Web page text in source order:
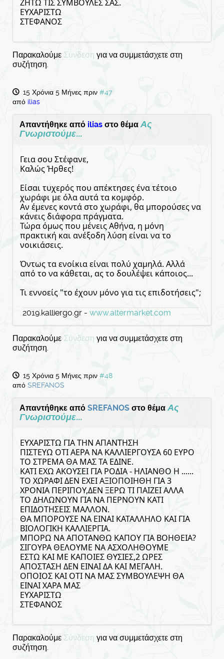
ΖΗΤΩ ΤΙΣ ΣΥΜΒΟΥΛΕΣ ΣΑΣ.
ΕΥΧΑΡΙΣΤΩ
ΣΤΕΦΑΝΟΣ
Παρακαλούμε Σύνδεση για να συμμετάσχετε στη
συζήτηση.
15 Χρόνια 5 Μήνες πριν #47
από ilias
Απαντήθηκε από ilias στο θέμαΑς
Γνωριστούμε...
Γεια σου Στέφανε,
Καλώς Ήρθες!
Είσαι τυχερός που απέκτησες ένα τέτοιο
χωράφι με όλα αυτά τα κομφόρ.
Αν έμενες κοντά στο χωράφι, θα μπορούσες να
κάνεις διάφορα πράγματα.
Τώρα όμως που μένεις Αθήνα, η μόνη
πρακτική και ανέξοδη λύση είναι να το
νοικιάσεις.
Όντως τα ενοίκια είναι πολύ χαμηλά. Αλλά
από το να κάθεται, ας το δουλέψει κάποιος...
Τι εννοείς "το έχουν μόνο για τις επιδοτήσεις";
2019.kalliergo.gr - www.altermarket.com
Παρακαλούμε Σύνδεση για να συμμετάσχετε στη
συζήτηση.
15 Χρόνια 5 Μήνες πριν #48
από SREFANOS
Απαντήθηκε από SREFANOS στο θέμα Ας
Γνωριστούμε...
ΕΥΧΑΡΙΣΤΩ ΓΙΑ ΤΗΝ ΑΠΑΝΤΗΣΗ
ΠΙΣΤΕΥΩ ΟΤΙ ΑΕΡΑ ΝΑ ΚΑΛΛΙΕΡΓΟΥΣΑ 60 ΕΥΡΟ
ΤΟ ΣΤΡΕΜΑ ΘΑ ΜΑΣ ΤΑ ΕΔΙΝΕ.
ΚΑΤΙ ΕΧΩ ΑΚΟΥΣΕΙ ΓΙΑ ΡΟΔΙΑ - ΗΛΙΑΝΘΟ Η ......
ΤΟ ΧΩΡΑΦΙ ΔΕΝ ΕΧΕΙ ΑΞΙΟΠΟΙΗΘΗ ΓΙΑ 3
ΧΡΟΝΙΑ ΠΕΡΙΠΟΥ,ΔΕΝ ΞΕΡΩ ΤΙ ΠΑΙΖΕΙ ΑΛΛΑ
ΤΟ ΔΗΛΩΝΟΥΝ ΓΙΑ ΝΑ ΠΕΡΝΟΥΝ ΚΑΤΙ
ΕΠΙΔΟΤΗΣΕΙΣ ΜΑΛΛΟΝ.
ΘΑ ΜΠΟΡΟΥΣΕ ΝΑ ΕΙΝΑΙ ΚΑΤΑΛΛΗΛΟ ΚΑΙ ΓΙΑ
ΒΙΟΛΟΓΙΚΗ ΚΑΛΛΙΕΡΓΙΑ.
ΜΠΟΡΩ ΝΑ ΑΠΟΤΑΝΘΩ ΚΑΠΟΥ ΓΙΑ ΒΟΗΘΕΙΑ?
ΣΙΓΟΥΡΑ ΘΕΛΟΥΜΕ ΝΑ ΑΣΧΟΛΗΘΟΥΜΕ
ΕΣΤΩ ΚΑΙ ΜΕ ΚΑΠΟΙΕΣ ΘΥΣΙΕΣ,2 ΩΡΕΣ
ΑΠΟΣΤΑΣΗ ΔΕΝ ΕΙΝΑΙ ΔΑ ΚΑΙ ΜΕΓΑΛΗ.
ΟΠΟΙΟΣ ΚΑΙ ΟΤΙ ΝΑ ΜΑΣ ΣΥΜΒΟΥΛΕΨΗ ΘΑ
ΕΙΝΑΙ ΧΑΡΑ ΜΑΣ
ΕΥΧΑΡΙΣΤΩ
ΣΤΕΦΑΝΟΣ
Παρακαλούμε Σύνδεση για να συμμετάσχετε στη
συζήτηση.